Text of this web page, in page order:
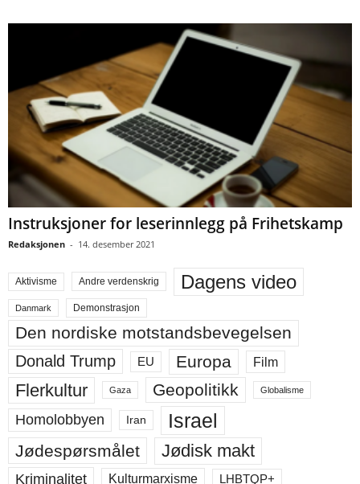
Instruksjoner for leserinnlegg på Frihetskamp
Redaksjonen - 14. desember 2021
Aktivisme Andre verdenskrig Dagens video
Danmark Demonstrasjon
Den nordiske motstandsbevegelsen
Donald Trump EU Europa Film
Flerkultur Gaza Geopolitikk Globalisme
Homolobbyen Iran Israel
Jødespørsmålet Jødisk makt
Kriminalitet Kulturmarxisme LHBTQP+